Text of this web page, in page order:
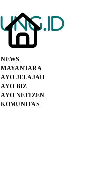
NEWS
MAYANTARA
AYO JELAJAH
AYO BIZ
AYO NETIZEN
KOMUNITAS